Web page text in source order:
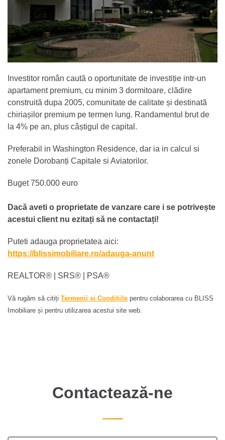
Investitor român caută o oportunitate de investiție intr-un
apartament premium, cu minim 3 dormitoare, clădire
construită dupa 2005, comunitate de calitate și destinată
chiriașilor premium pe termen lung. Randamentul brut de
la 4% pe an, plus câștigul de capital.
Preferabil in Washington Residence, dar ia in calcul si
zonele Dorobanți Capitale si Aviatorilor.
Buget 750.000 euro
Dacă aveti o proprietate de vanzare care i se potrivește
acestui client nu ezitați să ne contactați!
Puteti adauga proprietatea aici:
https://blissimobiliare.ro/adauga-anunt
REALTOR®️ | SRS®️ | PSA®️
Vă rugăm să citiți Termenii și Condițiile pentru colaborarea cu BLISS
Imobiliare și pentru utilizarea acestui site web.
Contactează-ne